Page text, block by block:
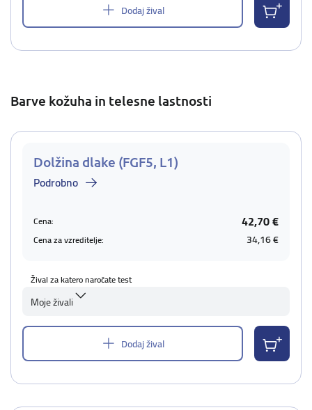
Dodaj žival
Barve kožuha in telesne lastnosti
Dolžina dlake (FGF5, L1)
Podrobno
Cena: 42,70 €
Cena za vzreditelje: 34,16 €
Žival za katero naročate test
Moje živali
Dodaj žival